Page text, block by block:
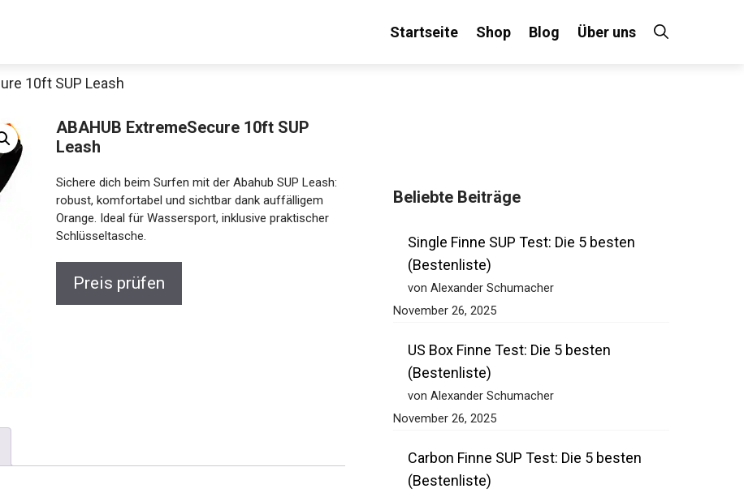
Startseite Shop Blog Über uns
10ft SUP Leash
ABAHUB ExtremeSecure 10ft SUP
Leash
Sichere dich beim Surfen mit der Abahub SUP Leash:
robust, komfortabel und sichtbar dank auffälligem
Orange. Ideal für Wassersport, inklusive praktischer
Schlüsseltasche.
Preis prüfen
Beliebte Beiträge
Single Finne SUP Test: Die 5 besten
(Bestenliste)
von Alexander Schumacher
November 26, 2025
US Box Finne Test: Die 5 besten
(Bestenliste)
von Alexander Schumacher
November 26, 2025
Carbon Finne SUP Test: Die 5 besten
(Bestenliste)
Decathlon Sale
dir jetzt die meistverkauften Produkte im Sale bei Decathlon an!
Jetzt anschauen